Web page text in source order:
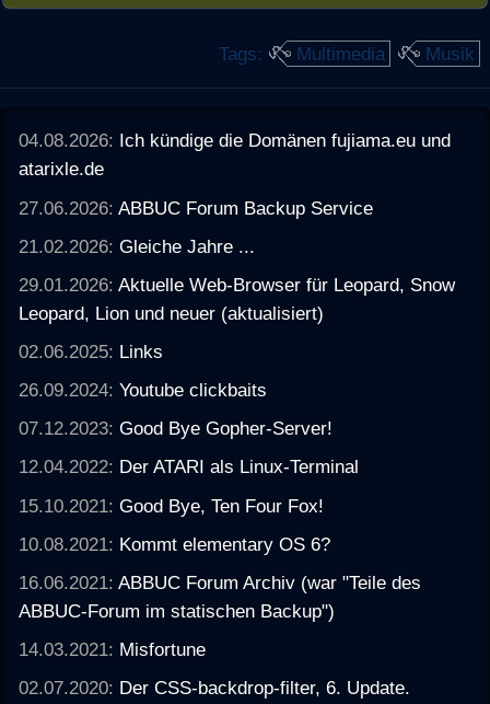
Tags: Multimedia Musik
04.08.2026: Ich kündige die Domänen fujiama.eu und
atarixle.de
27.06.2026:ABBUC Forum Backup Service
21.02.2026:Gleiche Jahre ...
29.01.2026:Aktuelle Web-Browser für Leopard, Snow
Leopard, Lion und neuer (aktualisiert)
02.06.2025: Links
26.09.2024:Youtube clickbaits
07.12.2023:Good Bye Gopher-Server!
12.04.2022: Der ATARI als Linux-Terminal
15.10.2021:Good Bye, Ten Four Fox!
10.08.2021: Kommt elementary OS 6?
16.06.2021:ABBUC Forum Archiv (war "Teile des
ABBUC-Forum im statischen Backup")
14.03.2021: Misfortune
02.07.2020: Der CSS-backdrop-filter, 6. Update.